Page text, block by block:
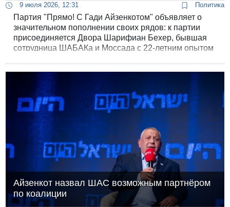
9 июля 2026, 12:31 Политика
Партия "Прямо! С Гади Айзенкотом" объявляет о
значительном пополнении своих рядов: к партии
присоединяется Двора Шарифиан Бехер, бывшая
сотрудница ШАБАКа и Моссада с 22-летним опытом
Айзенкот назвал ШАС возможным партнёром
по коалиции